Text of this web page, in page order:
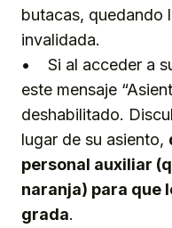
butacas, quedando
invalidada.
• Si al acceder a
este mensaje
deshabilitado.
lugar de su asiento,
personal auxiliar
naranja) para que
grada.